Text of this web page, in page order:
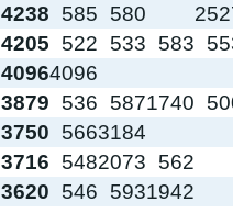
4238 585 580
4205 522 533 583
40964096
3879 536 5871740
3750 5663184
3716 5482073
562
3620 546 5931942